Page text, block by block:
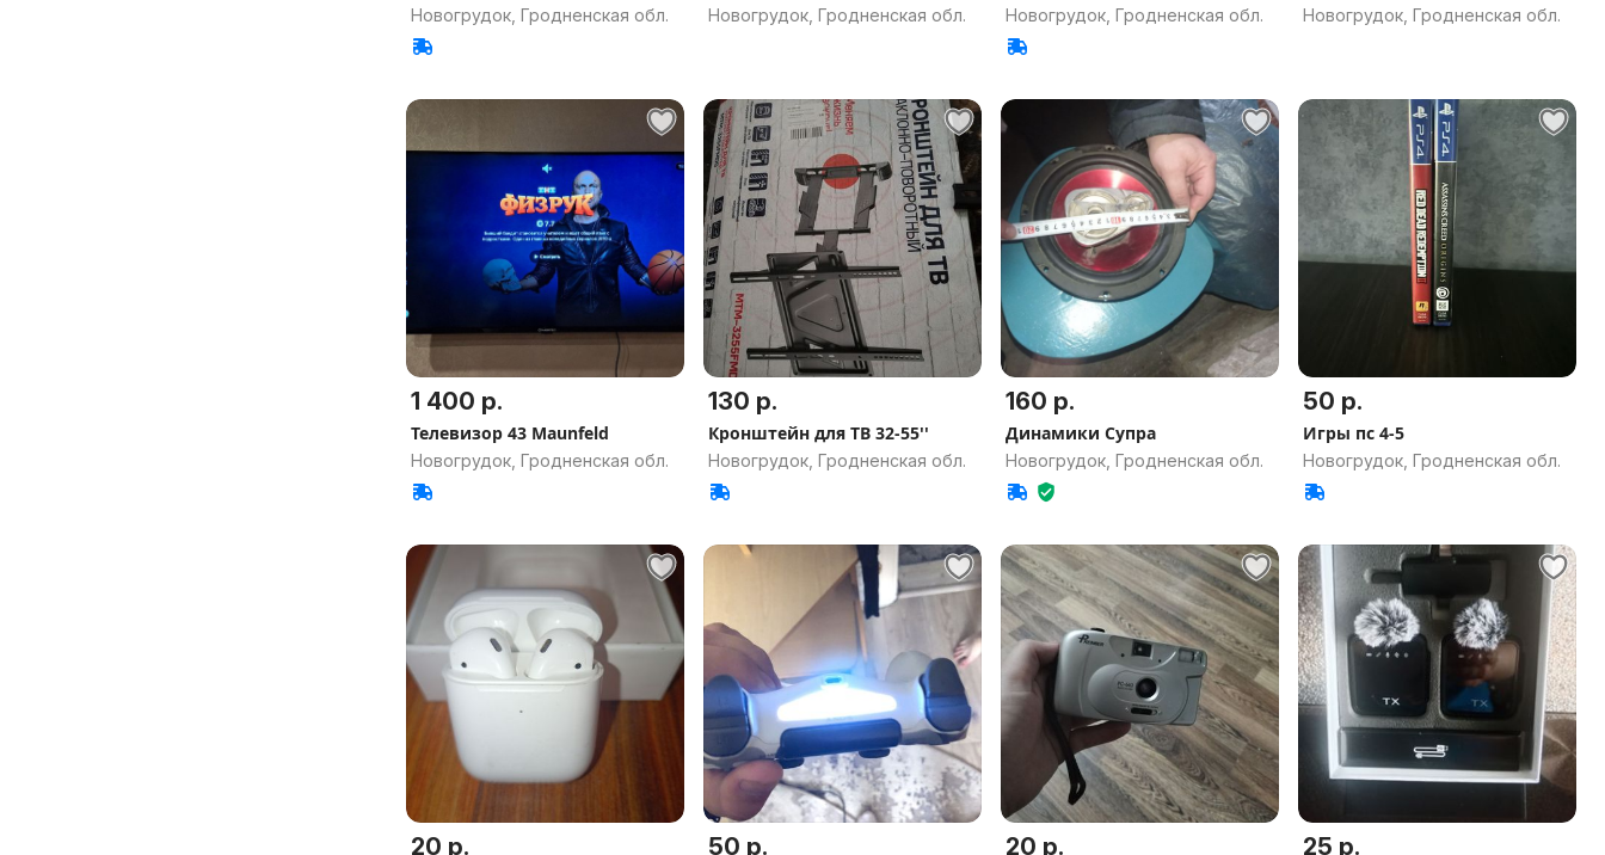
Новогрудок, Гродненская обл. Новогрудок, Гродненская обл. Новогрудок, Гродненская обл. Новогрудок, Гродненская обл.
1 400 р.
Телевизор 43 Maunfeld
Новогрудок, Гродненская обл.
130 р.
Кронштейн для ТВ 32-55''
Новогрудок, Гродненская обл.
160 р.
Динамики Супра
Новогрудок, Гродненская обл.
50 р.
Игры пс 4-5
Новогрудок, Гродненская обл.
20 р. 50 р. 20 р. 25 р.